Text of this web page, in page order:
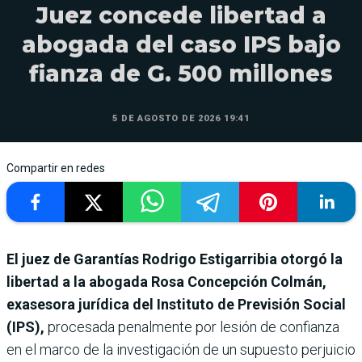
Juez concede libertad a
abogada del caso IPS bajo
fianza de G. 500 millones
5 DE AGOSTO DE 2026 19:41
Compartir en redes
El juez de Garantías Rodrigo Estigarribia otorgó la
libertad a la abogada Rosa Concepción Colmán,
exasesora jurídica del Instituto de Previsión Social
(IPS), procesada penalmente por lesión de confianza
en el marco de la investigación de un supuesto perjuicio